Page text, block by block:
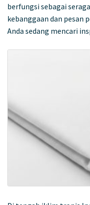
berfungsi sebagai
kebanggaan dan pesan
Anda sedang mencari